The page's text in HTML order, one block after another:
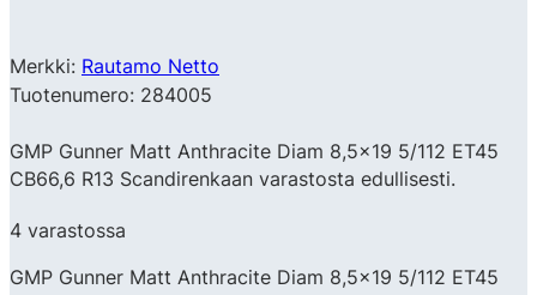
Merkki: Rautamo Netto
Tuotenumero: 284005
GMP Gunner Matt Anthracite Diam 8,5×19 5/112 ET45
CB66,6 R13 Scandirenkaan varastosta edullisesti.
4 varastossa
GMP Gunner Matt Anthracite Diam 8,5x19 5/112 ET45